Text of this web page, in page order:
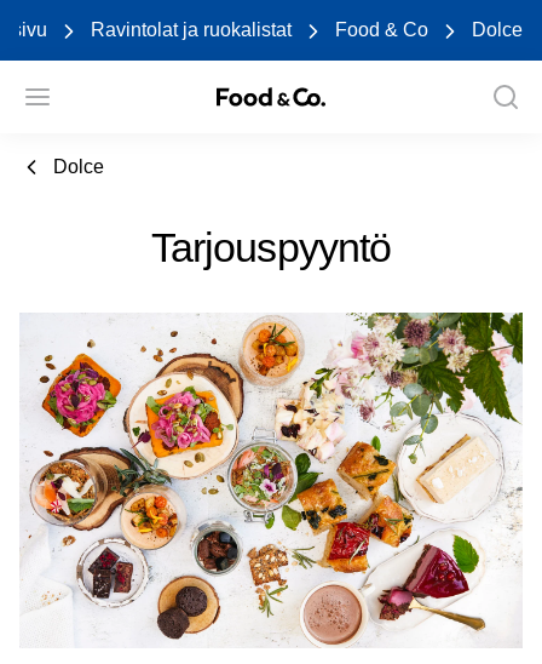
Ravintolat ja ruokalistat Food & Co Dolce
Dolce
Tarjouspyyntö